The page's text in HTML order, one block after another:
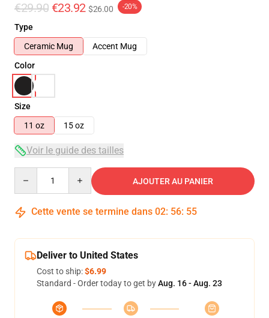
€29.90 €23.92 $26.00 -20%
Type
Ceramic Mug
Accent Mug
Color
Size
11 oz
15 oz
Voir le guide des tailles
AJOUTER AU PANIER
Cette vente se termine dans 02: 56: 54
Deliver to United States
Cost to ship:$6.99
Standard - Order today to get byAug. 16 - Aug. 23